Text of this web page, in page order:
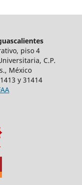
piso 4
C.P.
México
y 31414